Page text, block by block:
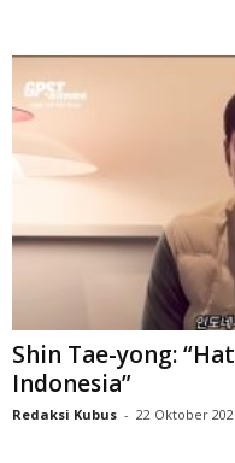
Shin Tae-yong:
Indonesia”
Redaksi Kubus - 22 Oktober